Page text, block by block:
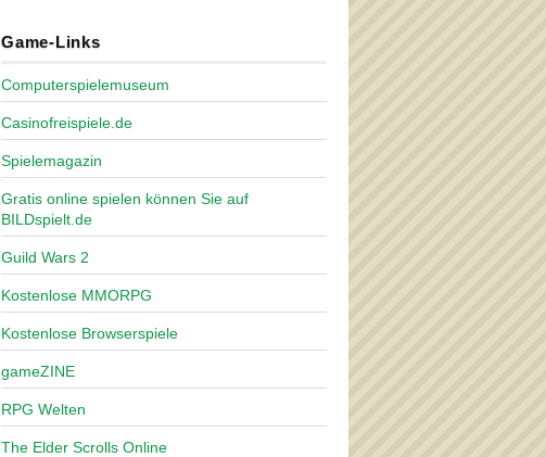
Game-Links
Computerspielemuseum
Casinofreispiele.de
Spielemagazin
Gratis online spielen können Sie auf
BILDspielt.de
Guild Wars 2
Kostenlose MMORPG
Kostenlose Browserspiele
gameZINE
RPG Welten
The Elder Scrolls Online